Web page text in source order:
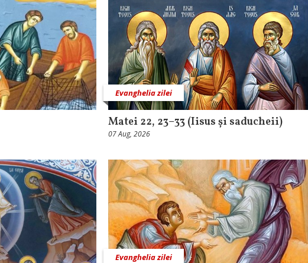
Evanghelia zilei
Matei 22, 23–33 (Iisus și saducheii)
07 Aug, 2026
Evanghelia zilei